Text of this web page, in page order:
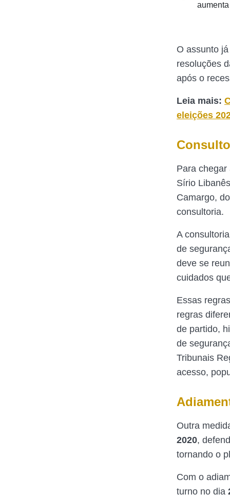
O assunto
resoluções
após o
Leia mais:
eleições
Para
Sírio
Camargo,
consultoria.
A
de
deve se
cuidados
Essas
regras
de partido,
de
Tribunais
acesso,
Outra
2020,
tornando o
Com o
turno no dia